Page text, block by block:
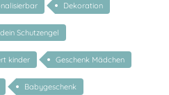
Dekoration
dein Schutzengel
kinder Geschenk Mädchen
Babygeschenk